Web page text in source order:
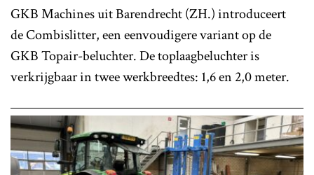
GKB Machines uit Barendrecht (ZH.) introduceert
de Combislitter, een eenvoudigere variant op de
GKB Topair-beluchter. De toplaagbeluchter is
verkrijgbaar in twee werkbreedtes: 1,6 en 2,0 meter.